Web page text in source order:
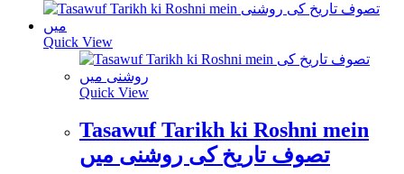
Quick View
Quick View
Tasawuf Tarikh ki Roshni mein
تصوف تاریخ کی روشنی میں